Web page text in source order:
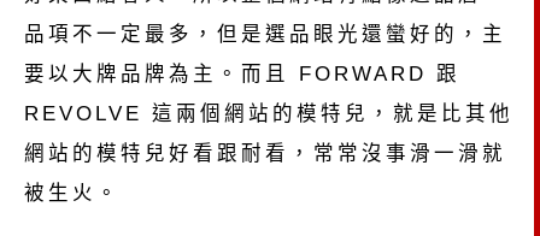
品項不一定最多，但是選品眼光還蠻好的，主
要以大牌品牌為主。而且 FORWARD 跟
REVOLVE 這兩個網站的模特兒，就是比其他
網站的模特兒好看跟耐看，常常沒事滑一滑就
被生火。